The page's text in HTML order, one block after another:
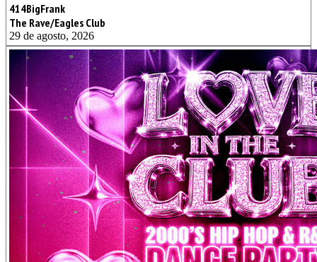
414BigFrank
The Rave/Eagles Club
29 de agosto, 2026